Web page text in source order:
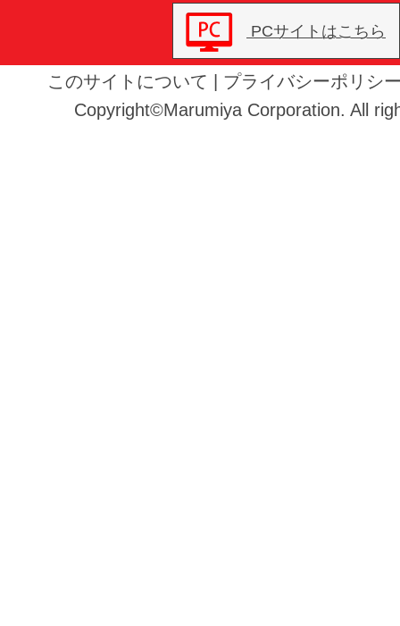
PCサイトはこちら
このサイトについて
プライバシーポリシ
Copyright©Marumiya Corporation. All